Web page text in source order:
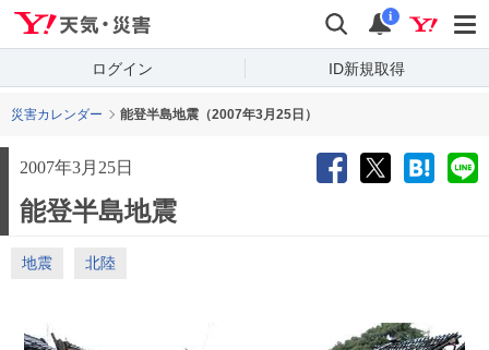
検索 通知
i
ログイン ID新規取得
災害カレンダー 能登半島地震（2007年3月25日）
2007年3月25日
能登半島地震
地震 北陸